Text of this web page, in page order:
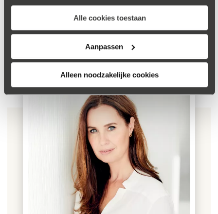
Alle cookies toestaan
Aanpassen
Alleen noodzakelijke cookies